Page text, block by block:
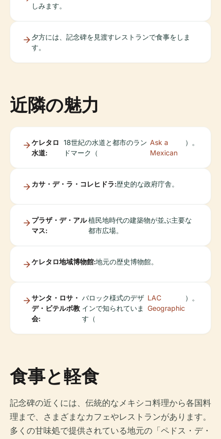
しみます。
夕方には、記念碑を見渡すレストランで食事をしま
す。
近隣の魅力
ケレタロ
水道:
18世紀の水道と都市のラン
ドマーク（
Ask a
Mexican
）。
カサ・デ・ラ・コレヒドラ:歴史的な政府庁舎。
プラザ・デ・アル
マス:
植民地時代の建築物が並ぶ主要な
都市広場。
ケレタロ地域博物館:地元の歴史博物館。
サンタ・ロサ・
デ・ビテルボ教
会:
バロック様式のデザ
インで知られていま
す（
LAC
Geographic
）。
食事と軽食
記念碑の近くには、伝統的なメキシコ料理から各国料
理まで、さまざまなカフェやレストランがあります。
多くの甘味処で提供されている地元の「ペドス・デ・